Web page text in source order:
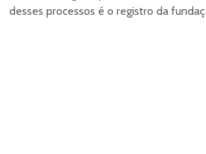
desses processos é o registro da